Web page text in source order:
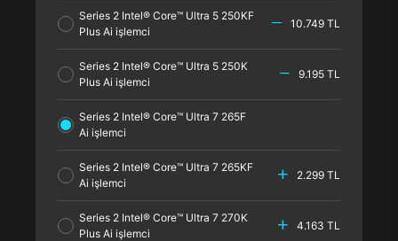
Series 2 Intel® Core™ Ultra 5 250KF
Plus Ai işlemci
10.749 TL
Series 2 Intel® Core™ Ultra 5 250K
Plus Ai işlemci
9.195 TL
Series 2 Intel® Core™ Ultra 7 265F
Ai işlemci
Series 2 Intel® Core™ Ultra 7 265KF
Ai işlemci
2.299 TL
Series 2 Intel® Core™ Ultra 7 270K
Plus Ai işlemci
4.163 TL